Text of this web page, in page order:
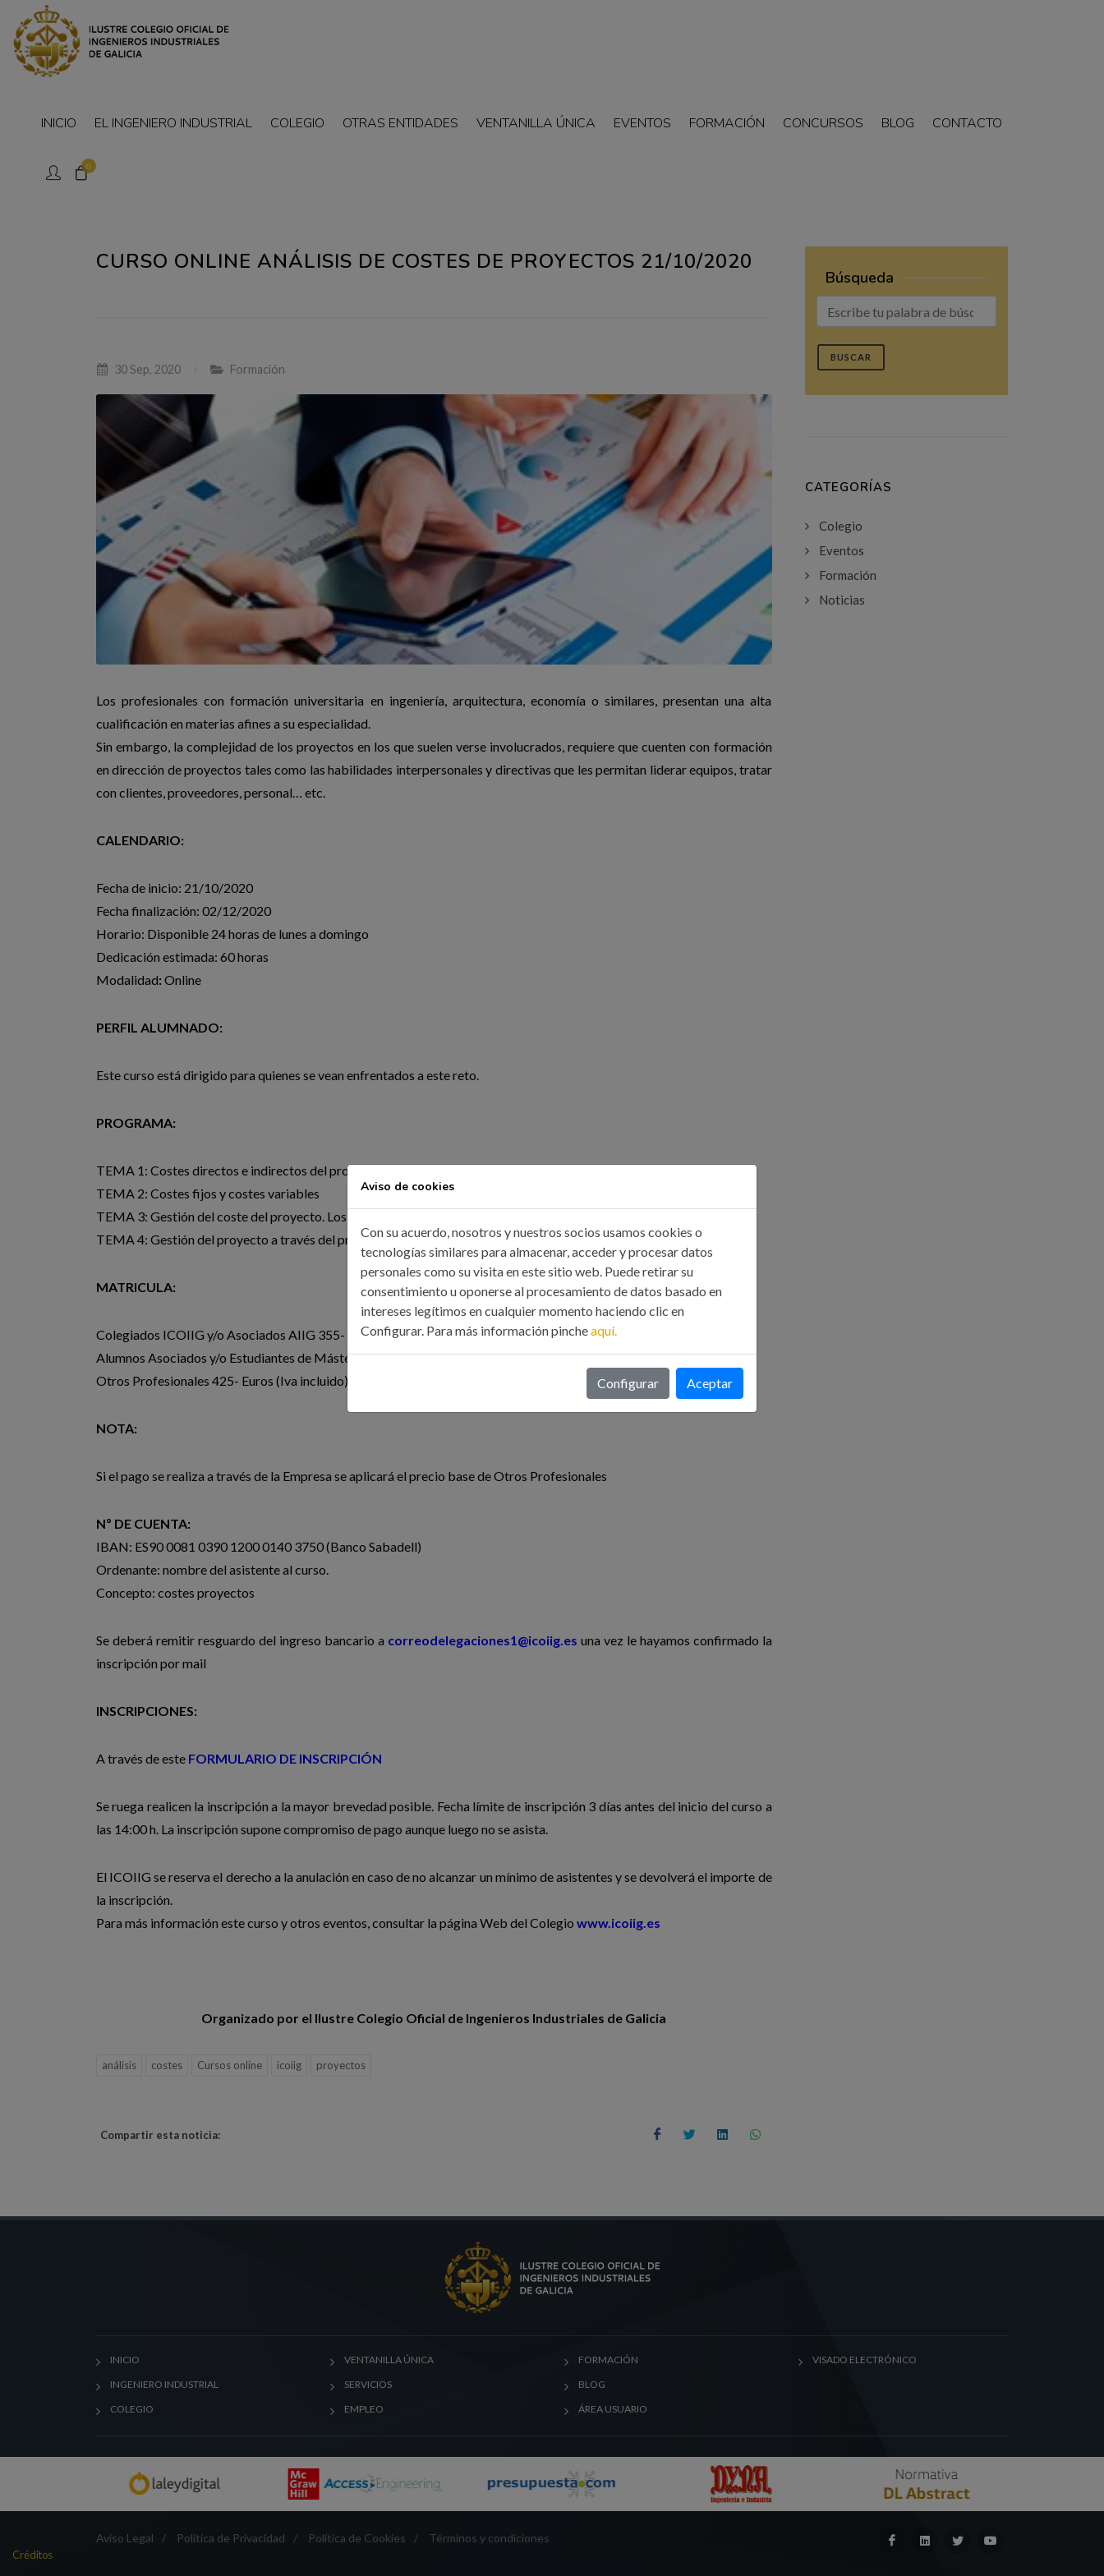
0
INICIO EL INGENIERO INDUSTRIAL COLEGIO OTRAS ENTIDADES VENTANILLA ÚNICA EVENTOS FORMACIÓN CONCURSOS BLOG CONTACTO
CURSO ONLINE ANÁLISIS DE COSTES DE PROYECTOS 21/10/2020
30 Sep, 2020 Formación
Los profesionales con formación universitaria en ingeniería, arquitectura, economía o similares, presentan una alta
cualificación en materias afines a su especialidad.
Sin embargo, la complejidad de los proyectos en los que suelen verse involucrados, requiere que cuenten con formación
en dirección de proyectos tales como las habilidades interpersonales y directivas que les permitan liderar equipos, tratar
con clientes, proveedores, personal… etc.
CALENDARIO:
Fecha de inicio: 21/10/2020
Fecha finalización: 02/12/2020
Horario: Disponible 24 horas de lunes a domingo
Dedicación estimada: 60 horas
Modalidad: Online
PERFIL ALUMNADO:
Este curso está dirigido para quienes se vean enfrentados a este reto.
PROGRAMA:
TEMA 1: Costes directos e indirectos del proyecto
TEMA 2: Costes fijos y costes variables
TEMA 3: Gestión del coste del proyecto. Los costes ocultos
TEMA 4: Gestión del proyecto a través del presupuesto
MATRICULA:
Colegiados ICOIIG y/o Asociados AIIG 355- Euros (Iva Incluido)
Alumnos Asociados y/o Estudiantes de Máster y Miembros CGES 355.- Euros (Iva Incluido)
Otros Profesionales 425- Euros (Iva incluido)
NOTA:
Si el pago se realiza a través de la Empresa se aplicará el precio base de Otros Profesionales
Nº DE CUENTA:
IBAN: ES90 0081 0390 1200 0140 3750 (Banco Sabadell)
Ordenante: nombre del asistente al curso.
Concepto: costes proyectos
Se deberá remitir resguardo del ingreso bancario a correodelegaciones1@icoiig.es una vez le hayamos confirmado la
inscripción por mail
INSCRIPCIONES:
A través de este FORMULARIO DE INSCRIPCIÓN
Se ruega realicen la inscripción a la mayor brevedad posible. Fecha límite de inscripción 3 días antes del inicio del curso a
las 14:00 h. La inscripción supone compromiso de pago aunque luego no se asista.
El ICOIIG se reserva el derecho a la anulación en caso de no alcanzar un mínimo de asistentes y se devolverá el importe de
la inscripción.
Para más información este curso y otros eventos, consultar la página Web del Colegio www.icoiig.es
Organizado por el Ilustre Colegio Oficial de Ingenieros Industriales de Galicia
análisis costes Cursos online icoiig proyectos
Compartir esta noticia:
Búsqueda
BUSCAR
CATEGORÍAS
Colegio
Eventos
Formación
Noticias
INICIO
INGENIERO INDUSTRIAL
COLEGIO
VENTANILLA ÚNICA
SERVICIOS
EMPLEO
FORMACIÓN
BLOG
ÁREA USUARIO
VISADO ELECTRÓNICO
Aviso Legal / Política de Privacidad / Política de Cookies / Términos y condiciones
Créditos
Aviso de cookies
Con su acuerdo, nosotros y nuestros socios usamos cookies o
tecnologías similares para almacenar, acceder y procesar datos
personales como su visita en este sitio web. Puede retirar su
consentimiento u oponerse al procesamiento de datos basado en
intereses legítimos en cualquier momento haciendo clic en
Configurar. Para más información pincheaquí.
Configurar Aceptar